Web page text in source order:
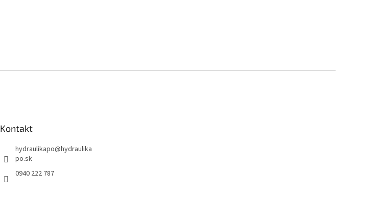
Kontakt
hydraulikapo@hydraulika
po.sk
0940 222 787